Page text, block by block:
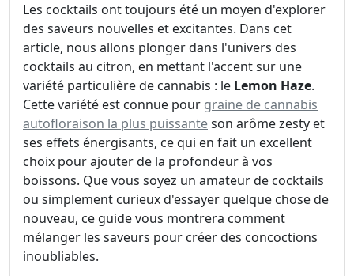
Les cocktails ont toujours été un moyen d'explorer
des saveurs nouvelles et excitantes. Dans cet
article, nous allons plonger dans l'univers des
cocktails au citron, en mettant l'accent sur une
variété particulière de cannabis : le Lemon Haze.
Cette variété est connue pour graine de cannabis
autofloraison la plus puissanteson arôme zesty et
ses effets énergisants, ce qui en fait un excellent
choix pour ajouter de la profondeur à vos
boissons. Que vous soyez un amateur de cocktails
ou simplement curieux d'essayer quelque chose de
nouveau, ce guide vous montrera comment
mélanger les saveurs pour créer des concoctions
inoubliables.